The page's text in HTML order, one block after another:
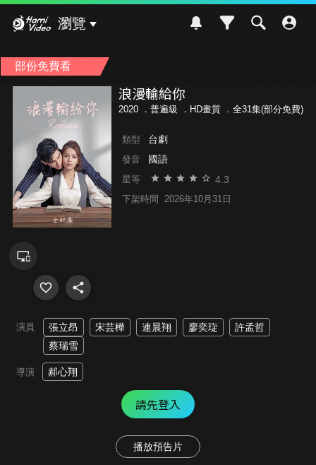
瀏覽
部份免費看
浪漫輸給你
2020 ． 普遍級 ．HD畫質 ．全31集(部分免費)
類型 台劇
發音 國語
星等 4.3
下架時間 2026年10月31日
演員 張立昂 宋芸樺 連晨翔 廖奕琁
許孟哲
蔡瑞雪
導演 郝心翔
請先登入
播放預告片